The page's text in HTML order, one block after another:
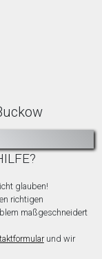
glauben!
richtigen
maßgeschneidert
und wir